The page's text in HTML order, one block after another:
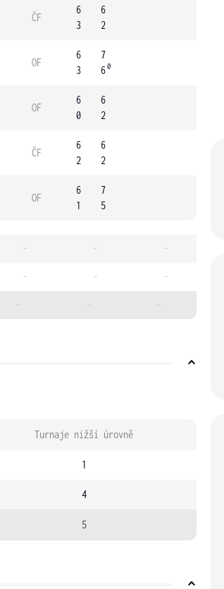
ČF
6
3
6
2
OF
6
3
7
60
OF
6
0
6
2
ČF
6
2
6
2
OF
6
1
7
5
- - -
- - -
- - -
Turnaje nižší úrovně
1
4
5